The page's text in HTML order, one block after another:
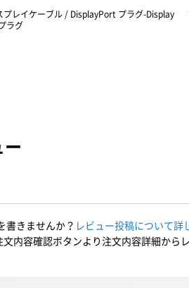
プレイケーブル / DisplayPort プラグ-Display
ラグ
書きませんか？ レビュー投稿について詳
内容確認ボタンより注文内容詳細から